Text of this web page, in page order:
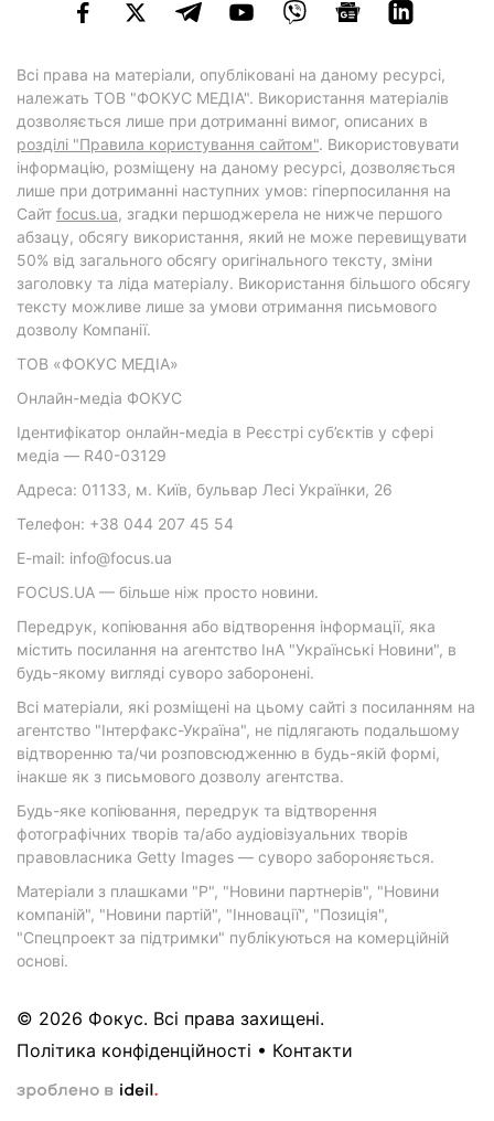
Всі права на матеріали, опубліковані на даному ресурсі,
належать ТОВ "ФОКУС МЕДІА". Використання матеріалів
дозволяється лише при дотриманні вимог, описаних в
розділі "Правила користування сайтом". Використовувати
інформацію, розміщену на даному ресурсі, дозволяється
лише при дотриманні наступних умов: гіперпосилання на
Cайт focus.ua, згадки першоджерела не нижче першого
абзацу, обсягу використання, який не може перевищувати
50% від загального обсягу оригінального тексту, зміни
заголовку та ліда матеріалу. Використання більшого обсягу
тексту можливе лише за умови отримання письмового
дозволу Компанії.
ТОВ «ФОКУС МЕДІА»
Онлайн-медіа ФОКУС
Ідентифікатор онлайн-медіа в Реєстрі суб’єктів у сфері
медіа — R40-03129
Адреса: 01133, м. Київ, бульвар Лесі Українки, 26
Телефон: +38 044 207 45 54
E-mail: info@focus.ua
FOCUS.UA — більше ніж просто новини.
Передрук, копіювання або відтворення інформації, яка
містить посилання на агентство ІнА "Українські Новини", в
будь-якому вигляді суворо заборонені.
Всі матеріали, які розміщені на цьому сайті з посиланням на
агентство "Інтерфакс-Україна", не підлягають подальшому
відтворенню та/чи розповсюдженню в будь-якій формі,
інакше як з письмового дозволу агентства.
Будь-яке копіювання, передрук та відтворення
фотографічних творів та/або аудіовізуальних творів
правовласника Getty Images — суворо забороняється.
Матеріали з плашками "Р", "Новини партнерів", "Новини
компаній", "Новини партій", "Інновації", "Позиція",
"Спецпроект за підтримки" публікуються на комерційній
основі.
© 2026 Фокус. Всі права захищені.
Політика конфіденційності • Контакти